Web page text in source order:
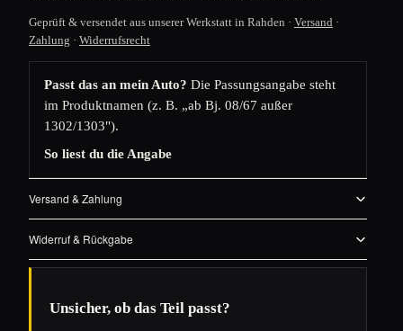
Geprüft & versendet aus unserer Werkstatt in Rahden · Versand ·
Zahlung · Widerrufsrecht
Passt das an mein Auto? Die Passungsangabe steht
im Produktnamen (z. B. „ab Bj. 08/67 außer
1302/1303").
So liest du die Angabe
Versand & Zahlung
Widerruf & Rückgabe
Unsicher, ob das Teil passt?